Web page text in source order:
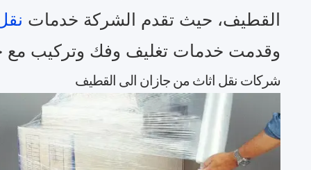
القطيف، حيث تقدم الشركة خدمات
وقدمت خدمات تغليف وفك وتركيب مع
شركات نقل اثاث من جازان الى القطيف